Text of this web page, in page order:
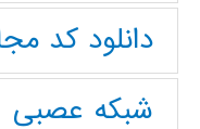
دانلود کد
شبکه عصبی